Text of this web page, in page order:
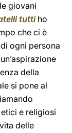
giovani
tuttiho
che ci è
ogni persona
della
si pone al
e religiosi
delle